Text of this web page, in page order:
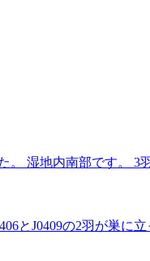
。 湿地内南部です。
とJ0409の2羽が巣に